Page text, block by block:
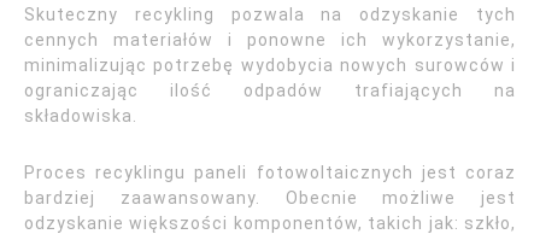
Skuteczny recykling pozwala na odzyskanie tych
cennych materiałów i ponowne ich wykorzystanie,
minimalizując potrzebę wydobycia nowych surowców i
ograniczając ilość odpadów trafiających na
składowiska.
Proces recyklingu paneli fotowoltaicznych jest coraz
bardziej zaawansowany. Obecnie możliwe jest
odzyskanie większości komponentów, takich jak: szkło,